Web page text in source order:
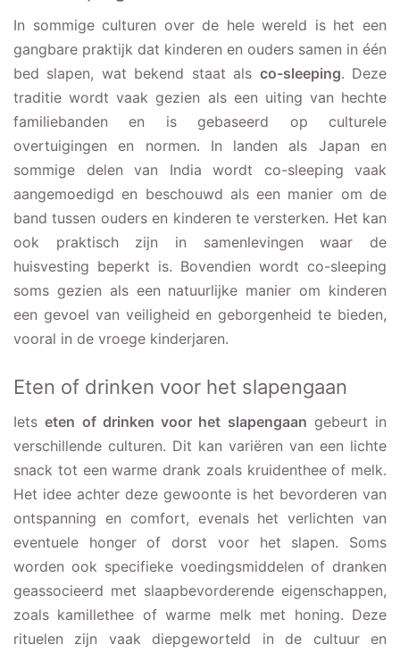
In sommige culturen over de hele wereld is het een
gangbare praktijk dat kinderen en ouders samen in één
bed slapen, wat bekend staat als co-sleeping. Deze
traditie wordt vaak gezien als een uiting van hechte
familiebanden en is gebaseerd op culturele
overtuigingen en normen. In landen als Japan en
sommige delen van India wordt co-sleeping vaak
aangemoedigd en beschouwd als een manier om de
band tussen ouders en kinderen te versterken. Het kan
ook praktisch zijn in samenlevingen waar de
huisvesting beperkt is. Bovendien wordt co-sleeping
soms gezien als een natuurlijke manier om kinderen
een gevoel van veiligheid en geborgenheid te bieden,
vooral in de vroege kinderjaren.
Eten of drinken voor het slapengaan
Ietseten of drinken voor het slapengaan gebeurt in
verschillende culturen. Dit kan variëren van een lichte
snack tot een warme drank zoals kruidenthee of melk.
Het idee achter deze gewoonte is het bevorderen van
ontspanning en comfort, evenals het verlichten van
eventuele honger of dorst voor het slapen. Soms
worden ook specifieke voedingsmiddelen of dranken
geassocieerd met slaapbevorderende eigenschappen,
zoals kamillethee of warme melk met honing. Deze
rituelen zijn vaak diepgeworteld in de cultuur en